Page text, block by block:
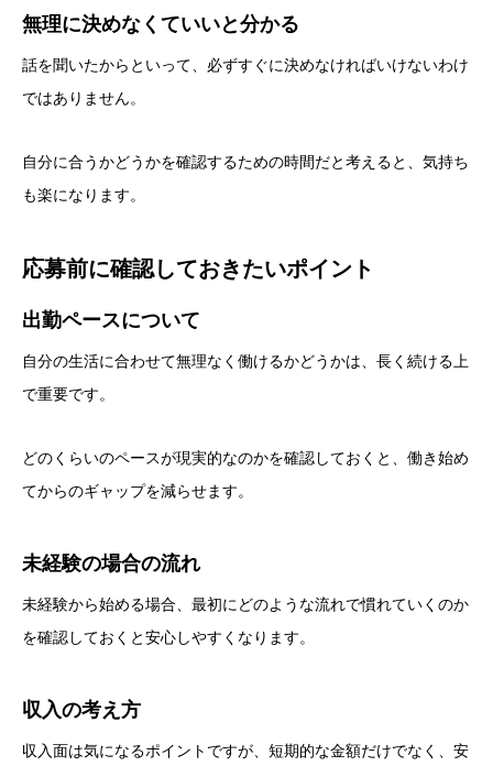
無理に決めなくていいと分かる
話を聞いたからといって、必ずすぐに決めなければいけないわけ
ではありません。
自分に合うかどうかを確認するための時間だと考えると、気持ち
も楽になります。
応募前に確認しておきたいポイント
出勤ペースについて
自分の生活に合わせて無理なく働けるかどうかは、長く続ける上
で重要です。
どのくらいのペースが現実的なのかを確認しておくと、働き始め
てからのギャップを減らせます。
未経験の場合の流れ
未経験から始める場合、最初にどのような流れで慣れていくのか
を確認しておくと安心しやすくなります。
収入の考え方
収入面は気になるポイントですが、短期的な金額だけでなく、安